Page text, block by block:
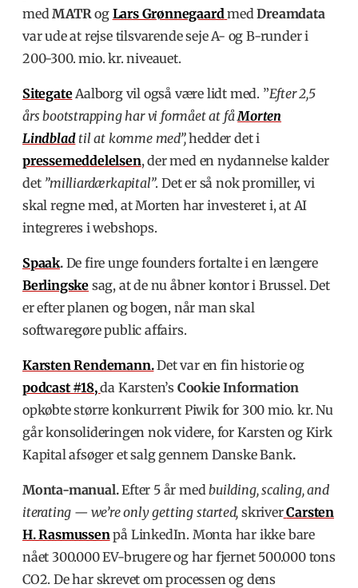
medMATRog Lars GrønnegaardmedDreamdata
var ude at rejse tilsvarende seje A- og B-runder i
200-300. mio. kr. niveauet.
SitegateAalborg vil også være lidt med. ”Efter 2,5
års bootstrapping har vi formået at fåMorten
Lindbladtil at komme med”,hedder det i
pressemeddelelsen, der med en nydannelse kalder
det ”milliardærkapital”. Det er så nok promiller, vi
skal regne med, at Morten har investeret i, at AI
integreres i webshops.
Spaak. De fire unge founders fortalte i en længere
Berlingske sag, at de nu åbner kontor i Brussel. Det
er efter planen og bogen, når man skal
softwaregøre public affairs.
Karsten Rendemann.Det var en fin historie og
podcast #18,da Karsten’s Cookie Information
opkøbte større konkurrent Piwik for 300 mio. kr. Nu
går konsolideringen nok videre, for Karsten og Kirk
Kapital afsøger et salg gennem Danske Bank.
Monta-manual.Efter 5 år medbuilding, scaling, and
iterating — we’re only getting started,skriverCarsten
H. Rasmussenpå LinkedIn. Monta har ikke bare
nået 300.000 EV-brugere og har fjernet 500.000 tons
CO2. De har skrevet om processen og dens